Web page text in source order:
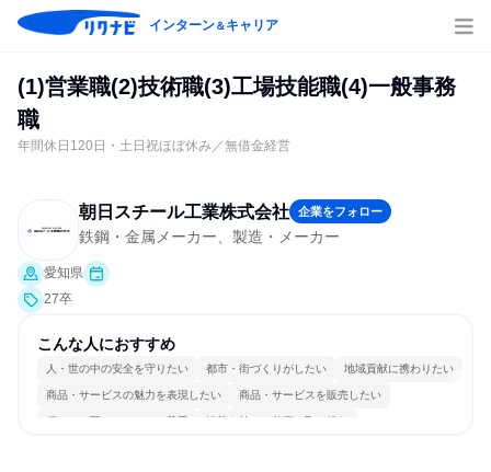
インターン＆キャリア
(1)営業職(2)技術職(3)工場技能職(4)一般事務
職
年間休日120日・土日祝ほぼ休み／無借金経営
朝日スチール工業株式会社 企業をフォロー
鉄鋼・金属メーカー、製造・メーカー
愛知県
27卒
こんな人におすすめ
人・世の中の安全を守りたい 都市・街づくりがしたい 地域貢献に携わりたい
商品・サービスの魅力を表現したい 商品・サービスを販売したい
穏やかで互いのペースを尊重 情熱を持って仕事に取り組む